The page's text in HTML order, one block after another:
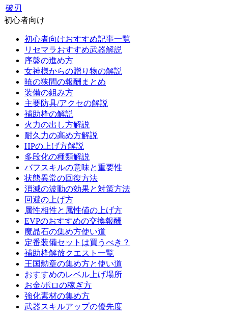
破刃
初心者向け
初心者向けおすすめ記事一覧
リセマラおすすめ武器解説
序盤の進め方
女神様からの贈り物の解説
暁の狭間の報酬まとめ
装備の組み方
主要防具/アクセの解説
補助枠の解説
火力の出し方解説
耐久力の高め方解説
HPの上げ方解説
多段化の種類解説
バフスキルの意味と重要性
状態異常の回復方法
消滅の波動の効果と対策方法
回避の上げ方
属性相性と属性値の上げ方
EVPのおすすめの交換報酬
魔晶石の集め方使い道
定番装備セットは買うべき？
補助枠解放クエスト一覧
王国勲章の集め方と使い道
おすすめのレベル上げ場所
お金/ポロの稼ぎ方
強化素材の集め方
武器スキルアップの優先度